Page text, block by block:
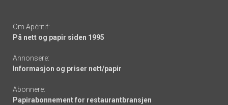
Om Apéritif:
På nett og papir siden 1995
Annonsere:
Informasjon og priser nett/papir
Abonnere:
Papirabonnement for restaurantbransjen